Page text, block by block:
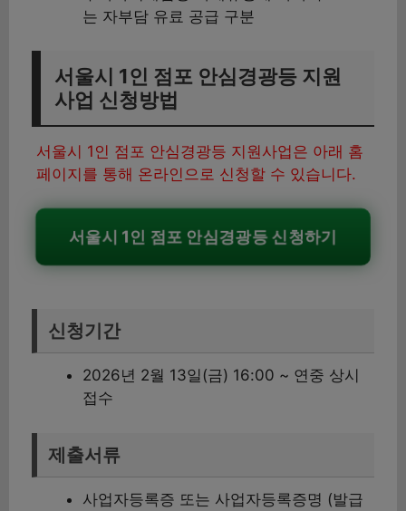
는 자부담 유료 공급 구분
서울시 1인 점포 안심경광등 지원
사업 신청방법
서울시 1인 점포 안심경광등 지원사업은 아래 홈
페이지를 통해 온라인으로 신청할 수 있습니다.
서울시 1인 점포 안심경광등 신청하기
신청기간
2026년 2월 13일(금) 16:00 ~ 연중 상시
접수
제출서류
사업자등록증 또는 사업자등록증명 (발급